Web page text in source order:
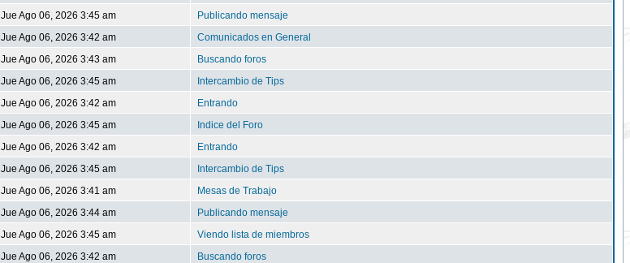
Jue Ago 06, 2026 3:45 am
Publicando mensaje
Jue Ago 06, 2026 3:42 am
Comunicados en General
Jue Ago 06, 2026 3:43 am
Buscando foros
Jue Ago 06, 2026 3:45 am
Intercambio de Tips
Jue Ago 06, 2026 3:42 am
Entrando
Jue Ago 06, 2026 3:45 am
Indice del Foro
Jue Ago 06, 2026 3:42 am
Entrando
Jue Ago 06, 2026 3:45 am
Intercambio de Tips
Jue Ago 06, 2026 3:41 am
Mesas de Trabajo
Jue Ago 06, 2026 3:44 am
Publicando mensaje
Jue Ago 06, 2026 3:45 am
Viendo lista de miembros
Jue Ago 06, 2026 3:42 am
Buscando foros